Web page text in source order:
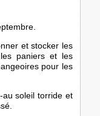
et stocker les
paniers et les
pour les
soleil torride et